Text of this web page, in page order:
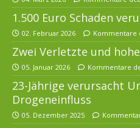
1.500 Euro Schaden
02. Februar 2026 Kommentare
Zwei Verletzte und
05. Januar 2026 Kommentare
23-Jährige verursacht
Drogeneinfluss
05. Dezember 2025